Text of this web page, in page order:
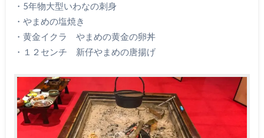
・5年物大型いわなの刺身
・やまめの塩焼き
・黄金イクラ やまめの黄金の卵丼
・１２センチ 新仔やまめの唐揚げ